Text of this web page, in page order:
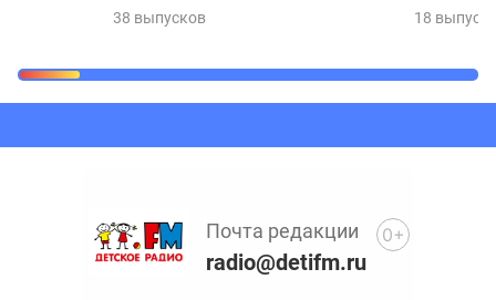
38 выпусков 18
Почта редакции
radio@detifm.ru
0+